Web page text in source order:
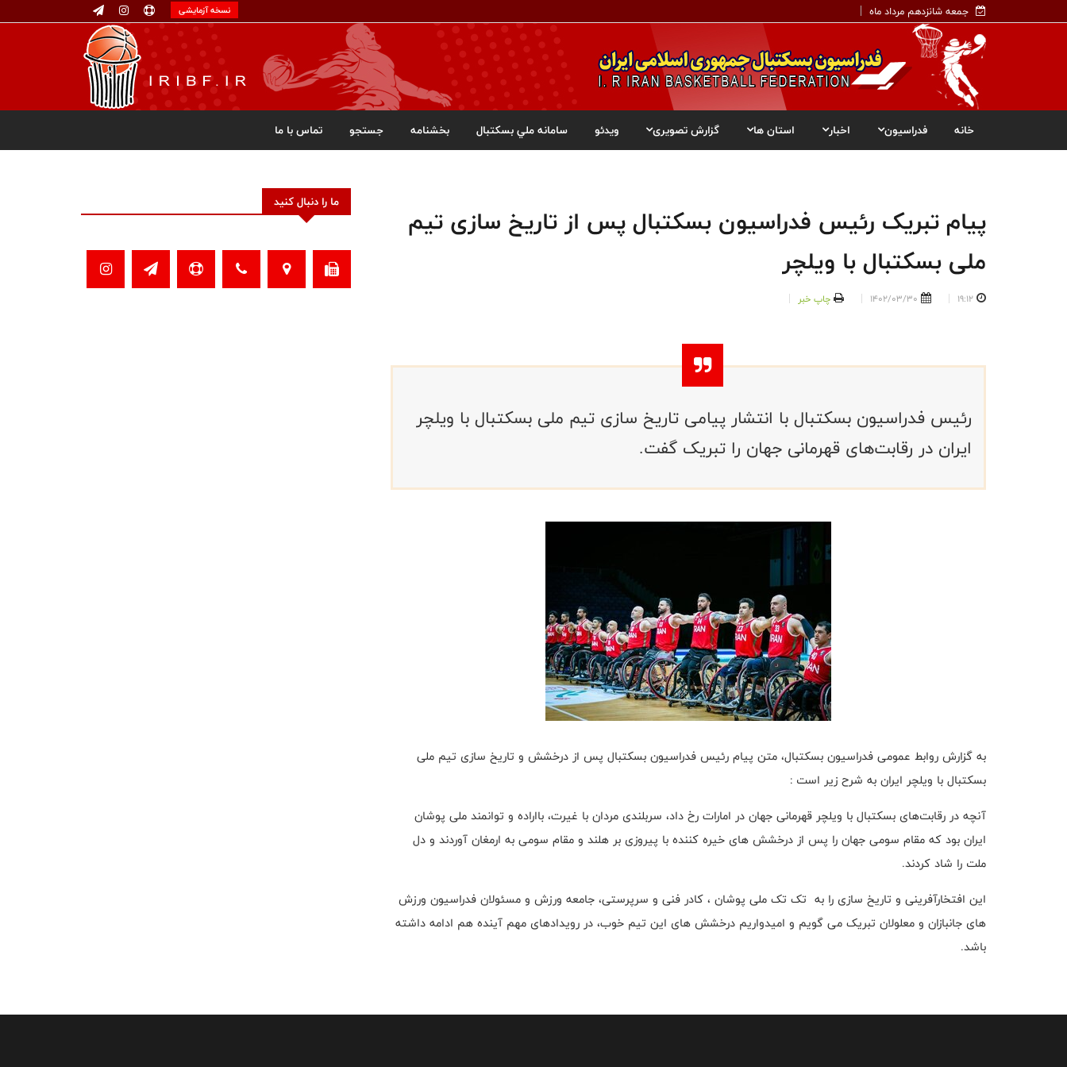
جمعه شانزدهم مرداد ماه نسخه آزمایشی
خانه فدراسیون اخبار استان ها گزارش تصویری ویدئو سامانه ملي بسکتبال بخشنامه جستجو تماس با ما
پیام تبریک رئیس فدراسیون بسکتبال پس از تاریخ سازی تیم
ملی بسکتبال با ویلچر
19:12
1402/03/30 چاپ خبر
رئیس فدراسیون بسکتبال با انتشار پیامی تاریخ سازی تیم ملی بسکتبال با ویلچر
ایران در رقابت‌های قهرمانی جهان را تبریک گفت.
به گزارش روابط عمومی فدراسیون بسکتبال، متن پیام رئیس فدراسیون بسکتبال پس از درخشش و تاریخ سازی تیم ملی
بسکتبال با ویلچر ایران به شرح زیر است :
آنچه در رقابت‌های بسکتبال با ویلچر قهرمانی جهان در امارات رخ داد، سربلندی مردان با غیرت، بااراده و توانمند ملی پوشان
ایران بود که مقام سومی جهان را پس از درخشش های خیره کننده با پیروزی بر هلند و مقام سومی به ارمغان آوردند و دل
ملت را شاد کردند.
این افتخارآفرینی و تاریخ سازی را به تک تک ملی پوشان ، کادر فنی و سرپرستی، جامعه ورزش و مسئولان فدراسیون ورزش
های جانبازان و معلولان تبریک می گویم و امیدواریم درخشش های این تیم خوب، در رویدادهای مهم آینده هم ادامه داشته
باشد.
ما را دنبال کنید